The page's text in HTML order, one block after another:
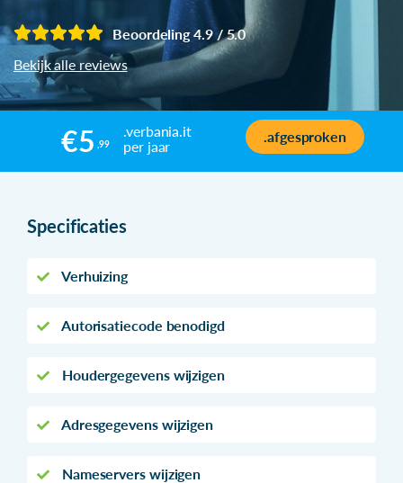
Beoordeling 4.9 / 5.0
Bekijk alle reviews
€5 ,99
.verbania.it
per jaar
.afgesproken
Specificaties
Verhuizing
Autorisatiecode benodigd
Houdergegevens wijzigen
Adresgegevens wijzigen
Nameservers wijzigen